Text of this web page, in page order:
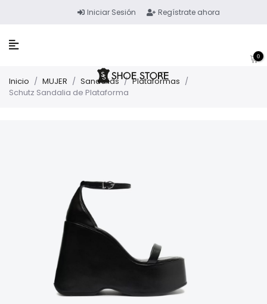
Iniciar Sesión Regístrate ahora
0
Inicio / MUJER / Sandalias / Plataformas /
Schutz Sandalia de Plataforma